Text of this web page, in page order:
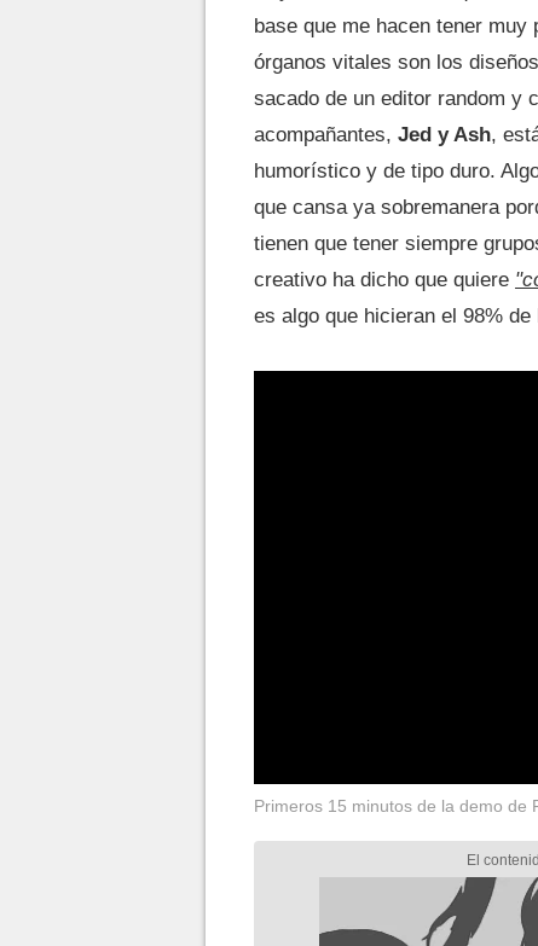
base que me hacen tener
órganos vitales son los
sacado de un editor random y
acompañantes, Jed y Ash,
humorístico y de tipo duro.
que cansa ya sobremanera
tienen que tener siempre
creativo ha dicho que quiere
es algo que hicieran el 98%
Primeros 15 minutos de la demo de